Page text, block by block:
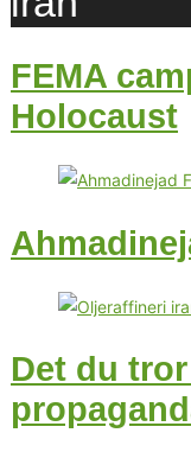
FEMA
Holocaust
Det du